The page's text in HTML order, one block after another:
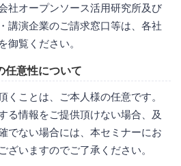
社オープンソース活用研究所及び
講演企業のご請求窓口等は、各社
御覧ください。
任意性について
くことは、ご本人様の任意です。
る情報をご提供頂けない場合、及
でない場合には、本セミナーにお
ざいますのでご了承ください。